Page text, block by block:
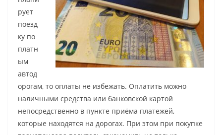
рует
поезд
ку по
платн
ым
автод
орогам, то оплаты не избежать. Оплатить можно
наличными средства или банковской картой
непосредственно в пункте приёма платежей,
которые находятся на дорогах. При этом при покупке